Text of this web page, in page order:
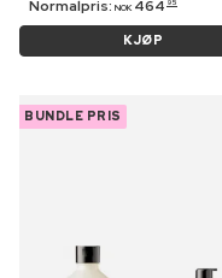
Normalpris: NOK 464 95
KJØP
BUNDLE PRIS